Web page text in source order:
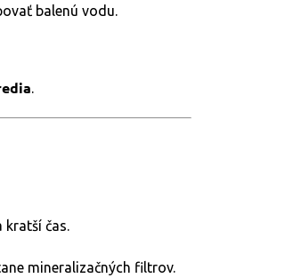
balenú vodu.
.
kratší čas.
mineralizačných filtrov.